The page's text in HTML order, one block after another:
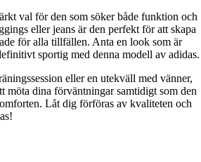
val för den som söker både funktion och
eller jeans är den perfekt för att skapa
för alla tillfällen. Anta en look som är
sportig med denna modell av adidas.
eller en utekväll med vänner,
möta dina förväntningar samtidigt som den
Låt dig förföras av kvaliteten och